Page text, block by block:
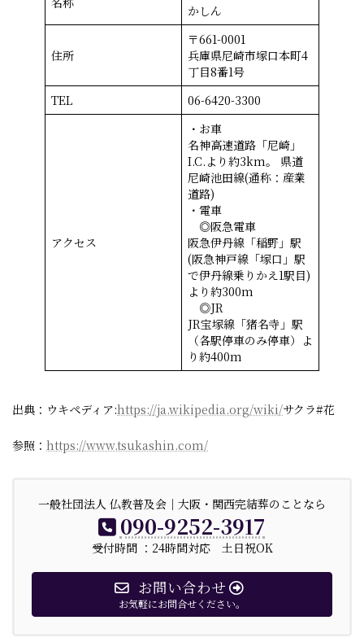
かしん
住所
〒661-0001
兵庫県尼崎市塚口本町4
丁目8番1号
TEL
06-6420-3300
アクセス
・お車
名神高速道路「尼崎」
I.C.より約3km。 県道
尼崎池田線(通称：産業
道路)
・電車
◎阪急電車
阪急伊丹線「稲野」駅
(阪急神戸線「塚口」駅
で伊丹線乗りかえ1駅目)
より約300m
◎JR
JR宝塚線「猪名寺」駅
（各駅停車のみ停車）よ
り約400m
出典：ウキペディア:https://ja.wikipedia.org/wiki/サクラ#花
参照： https://www.tsukashin.com/
一般社団法人 仏教普及会｜大阪・関西完結葬のことなら
090-9252-3917
受付時間 ：24時間対応 土日祝OK
お問い合わせ
お気軽にお問合せください。